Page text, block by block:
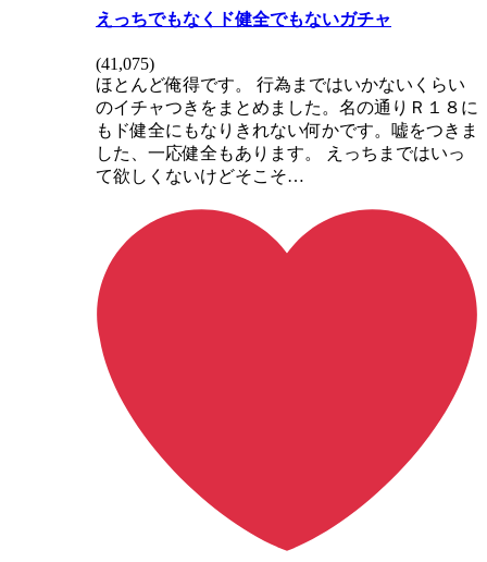
えっちでもなくド健全でもないガチャ
(41,075)
ほとんど俺得です。 行為まではいかないくらい
のイチャつきをまとめました。名の通りＲ１８に
もド健全にもなりきれない何かです。嘘をつきま
した、一応健全もあります。 えっちまではいっ
て欲しくないけどそこそ…